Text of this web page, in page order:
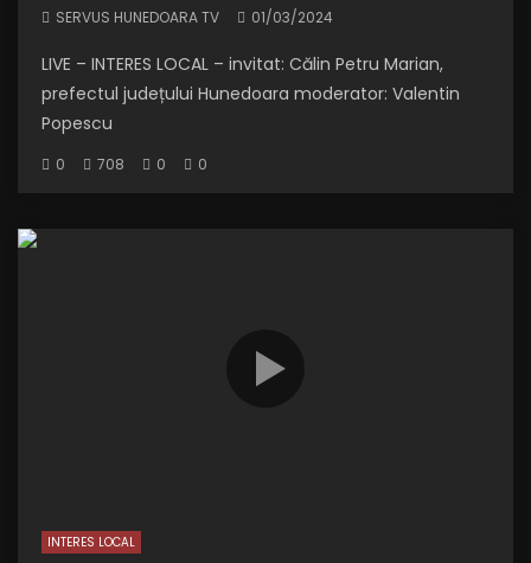
SERVUS HUNEDOARA TV 01/03/2024
LIVE – INTERES LOCAL – invitat: Călin Petru Marian,
prefectul județului Hunedoara moderator: Valentin
Popescu
0 708 0 0
INTERES LOCAL